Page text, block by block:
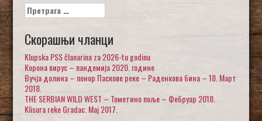
Претрага
за:
Скорашњи чланци
Klupska PSS članarina za 2026-tu godinu
Корона вирус – пандемија 2020. године
Вучја долина – понор Паскове реке – Раденкова бина – 18. Март
2018.
THE SERBIAN WILD WEST – Тометино поље – Фебруар 2018.
Klisura reke Gradac. Maj 2017.